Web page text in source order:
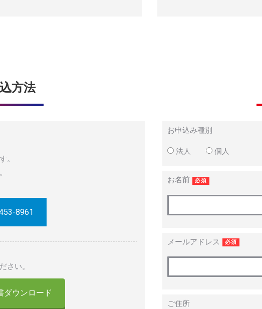
方法
。
8961
さい。
ダウンロード
お申込み種別
法人 個人
お名前 必須
メールアドレス 必須
ご住所